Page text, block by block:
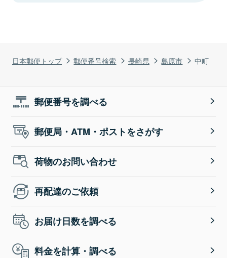
日本郵便トップ 郵便番号検索 長崎県 島原市 中町
郵便番号を調べる
郵便局・ATM・ポストをさがす
荷物のお問い合わせ
再配達のご依頼
お届け日数を調べる
料金を計算・調べる